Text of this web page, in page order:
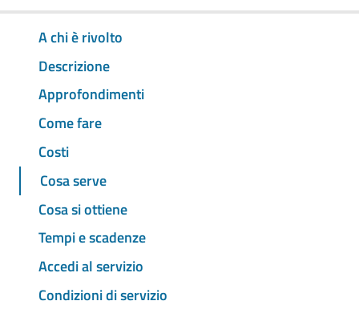
A chi è rivolto
Descrizione
Approfondimenti
Come fare
Costi
Cosa serve
Cosa si ottiene
Tempi e scadenze
Accedi al servizio
Condizioni di servizio